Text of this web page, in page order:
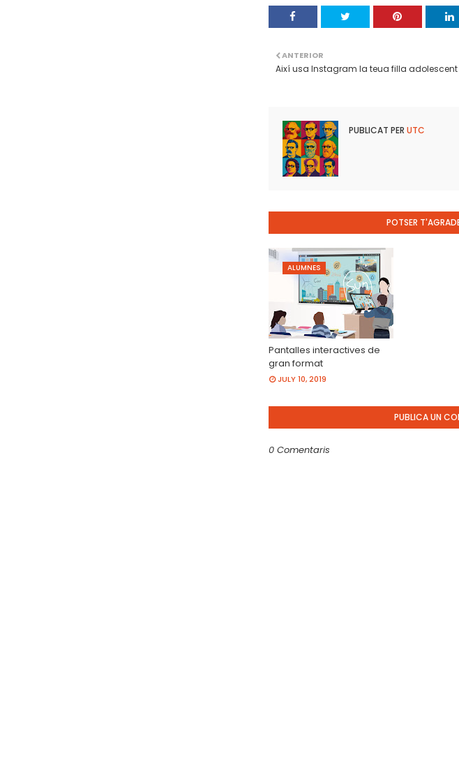
ANTERIOR
Així usa Instagram la teua filla adolescent
PUBLICAT PER UTC
POTSER
ALUMNES
Pantalles interactives de
gran format
JULY 10, 2019
PUBLICA UN
0 Comentaris